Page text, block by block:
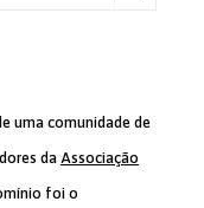
uma comunidade de
daAssociação
foi o